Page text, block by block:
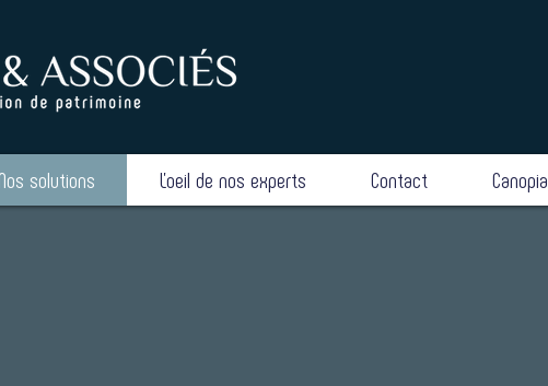
Nos solutions L'oeil de nos experts Contact Canopia